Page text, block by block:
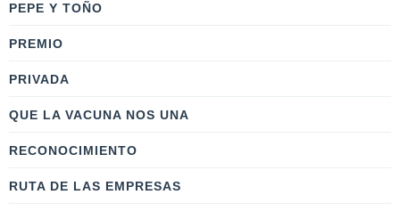
PEPE Y TOÑO
PREMIO
PRIVADA
QUE LA VACUNA NOS UNA
RECONOCIMIENTO
RUTA DE LAS EMPRESAS